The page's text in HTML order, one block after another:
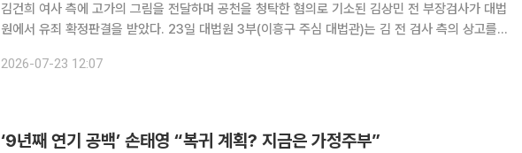
김건희 여사 측에 고가의 그림을 전달하며 공천을 청탁한 혐의로 기소된 김상민 전 부장검사가 대법
원에서 유죄 확정판결을 받았다. 23일 대법원 3부(이흥구 주심 대법관)는 김 전 검사 측의 상고를
재직 중 1억4000만원에 이우환 작가 그림 ‘점으로부터 No.
2026-07-23 12:07
‘9년째 연기 공백’ 손태영 “복귀 계획? 지금은 가정주부”